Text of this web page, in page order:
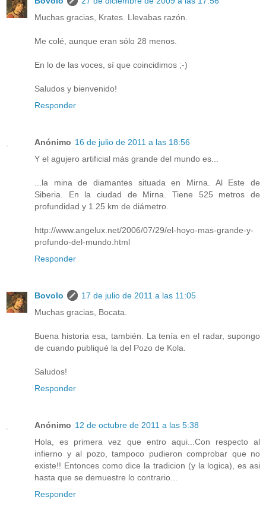
Muchas gracias, Krates. Llevabas razón.
Me colé, aunque eran sólo 28 menos.
En lo de las voces, sí que coincidimos ;-)
Saludos y bienvenido!
Responder
Anónimo 16 de julio de 2011 a las 18:56
Y el agujero artificial más grande del mundo es...
...la mina de diamantes situada en Mirna. Al Este de
Siberia. En la ciudad de Mirna. Tiene 525 metros de
profundidad y 1.25 km de diámetro.
http://www.angelux.net/2006/07/29/el-hoyo-mas-grande-y-
profundo-del-mundo.html
Responder
Bovolo
17 de julio de 2011 a las 11:05
Muchas gracias, Bocata.
Buena historia esa, también. La tenía en el radar, supongo
de cuando publiqué la del Pozo de Kola.
Saludos!
Responder
Anónimo 12 de octubre de 2011 a las 5:38
Hola, es primera vez que entro aqui...Con respecto al
infierno y al pozo, tampoco pudieron comprobar que no
existe!! Entonces como dice la tradicion (y la logica), es asi
hasta que se demuestre lo contrario...
Responder